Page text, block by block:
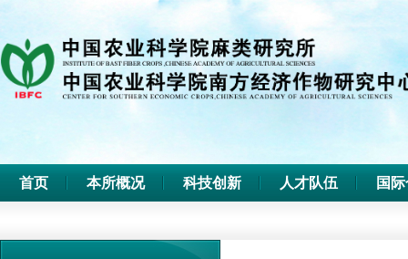
首页 本所概况 科技创新 人才队伍 国